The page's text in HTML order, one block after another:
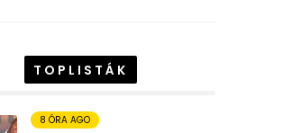
TOPLISTÁK
8 ÓRA AGO